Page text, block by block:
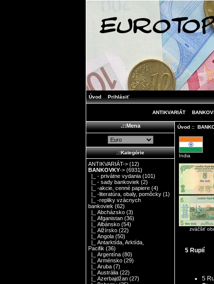
Úvod Prihlásiť
ANTIKVARIÁT
.::Mena
.::Kategórie
ANTIKVARIÁT-> (12)
BANKOVKY-> (6931)
|_ - privátne vydania (101)
|_ - sady bankoviek (2)
|_ -akcie, cenné papiere (4)
|_ -literatúra, obaly, pomôcky (1)
|_ -repliky vzácnych
bankoviek (62)
|_ Abcházsko (3)
|_ Afganistan (36)
|_ Albánsko (54)
|_ Alžírsko (22)
|_ Angola (50)
|_ Antarktída, Arktída,
Pacifik (36)
|_ Argentína (80)
|_ Arménsko (29)
|_ Aruba (7)
|_ Austrália (22)
|_ Azerbajdžan (27)
Úvod::
India
zväčšiť
5 Rupií
5